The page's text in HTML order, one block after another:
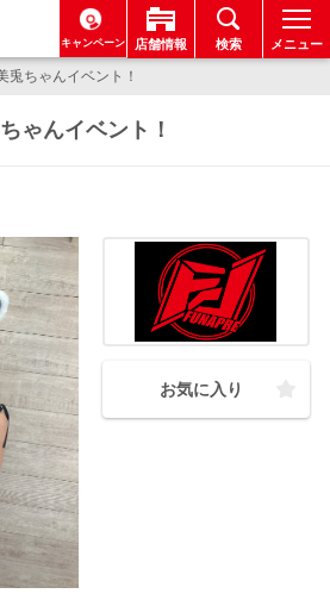
キャンペーン 店舗情報 検索 メニュー
兎ちゃんイベント！
ゃんイベント！
お気に入り